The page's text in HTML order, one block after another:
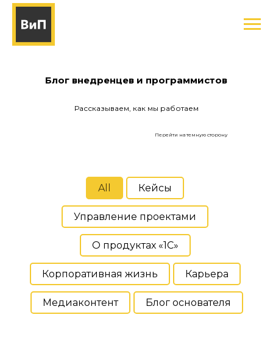
Блог внедренцев и программистов
Рассказываем, как мы работаем
Перейти на темную сторону
All Кейсы
Управление проектами
О продуктах «1С»
Корпоративная жизнь Карьера
Медиаконтент Блог основателя